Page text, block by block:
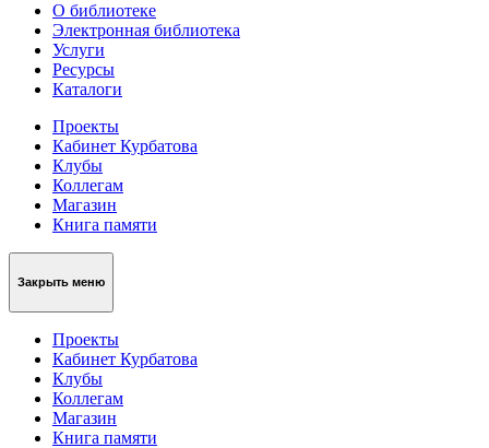
О библиотеке
Электронная библиотека
Услуги
Ресурсы
Каталоги
Проекты
Кабинет Курбатова
Клубы
Коллегам
Магазин
Книга памяти
Закрыть меню
Проекты
Кабинет Курбатова
Клубы
Коллегам
Магазин
Книга памяти